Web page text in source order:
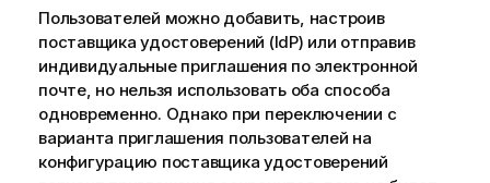
и
е
к
и
н
ф
о
р
Пользователей можно добавить, настроив
поставщика удостоверений (IdP) или отправив
индивидуальные приглашения по электронной
почте, но нельзя использовать оба способа
одновременно. Однако при переключении с
варианта приглашения пользователей на
конфигурацию поставщика удостоверений